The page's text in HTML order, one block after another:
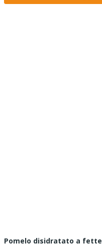
Pomelo disidratato a fette